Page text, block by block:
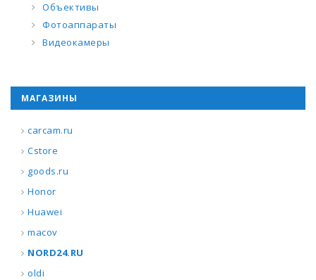
Объективы
Фотоаппараты
Видеокамеры
МАГАЗИНЫ
carcam.ru
Cstore
goods.ru
Honor
Huawei
macov
NORD24.RU
oldi